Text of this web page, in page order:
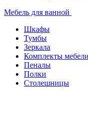
Мебель для ванной
Шкафы
Тумбы
Зеркала
Комплекты мебели
Пеналы
Полки
Столешницы